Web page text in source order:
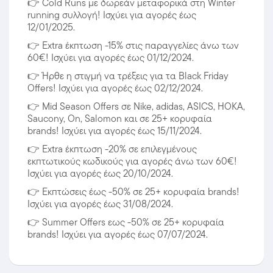
👉 Cold Runs με δωρεάν μεταφορικά στη Winter
running συλλογή! Ισχύει για αγορές έως
12/01/2025.
👉 Extra έκπτωση -15% στις παραγγελίες άνω των
60€! Ισχύει για αγορές έως 01/12/2024.
👉Ήρθε η στιγμή να τρέξεις για τα Black Friday
Offers! Ισχύει για αγορές έως 02/12/2024.
👉 Mid Season Offers σε Nike, adidas, ASICS, HOKA,
Saucony, On, Salomon και σε 25+ κορυφαία
brands! Ισχύει για αγορές έως 15/11/2024.
👉 Extra έκπτωση -20% σε επιλεγμένους
εκπτωτικούς κωδικούς για αγορές άνω των 60€!
Ισχύει για αγορές έως 20/10/2024.
👉 Εκπτώσεις έως -50% σε 25+ κορυφαία brands!
Ισχύει για αγορές έως 31/08/2024.
👉 Summer Offers εως -50% σε 25+ κορυφαία
brands! Ισχύει για αγορές έως 07/07/2024.